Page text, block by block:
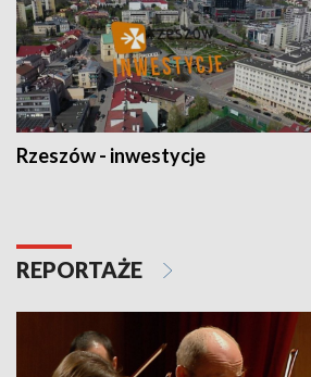
Rzeszów - inwestycje
REPORTAŻE